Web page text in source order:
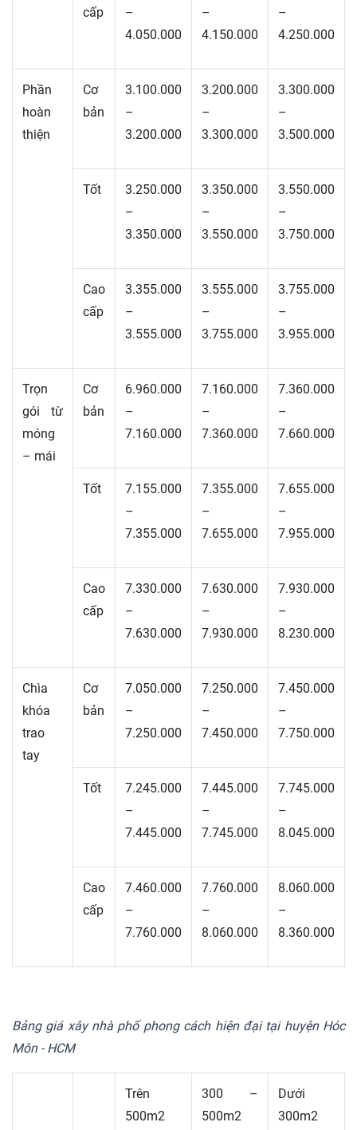
cấp
–
4.050.000
–
4.150.000
–
4.250.000
Phần
hoàn
thiện
Cơ
bản
3.100.000
–
3.200.000
3.200.000
–
3.300.000
3.300.000
–
3.500.000
Tốt
3.250.000
–
3.350.000
3.350.000
–
3.550.000
3.550.000
–
3.750.000
Cao
cấp
3.355.000
–
3.555.000
3.555.000
–
3.755.000
3.755.000
–
3.955.000
Trọn
gói từ
móng
– mái
Cơ
bản
6.960.000
–
7.160.000
7.160.000
–
7.360.000
7.360.000
–
7.660.000
Tốt
7.155.000
–
7.355.000
7.355.000
–
7.655.000
7.655.000
–
7.955.000
Cao
cấp
7.330.000
–
7.630.000
7.630.000
–
7.930.000
7.930.000
–
8.230.000
Chìa
khóa
trao
tay
Cơ
bản
7.050.000
–
7.250.000
7.250.000
–
7.450.000
7.450.000
–
7.750.000
Tốt
7.245.000
–
7.445.000
7.445.000
–
7.745.000
7.745.000
–
8.045.000
Cao
cấp
7.460.000
–
7.760.000
7.760.000
–
8.060.000
8.060.000
–
8.360.000
Bảng giá xây nhà phố phong cách hiện đại tại huyện Hóc
Môn - HCM
Trên
500m2
300 –
500m2
Dưới
300m2